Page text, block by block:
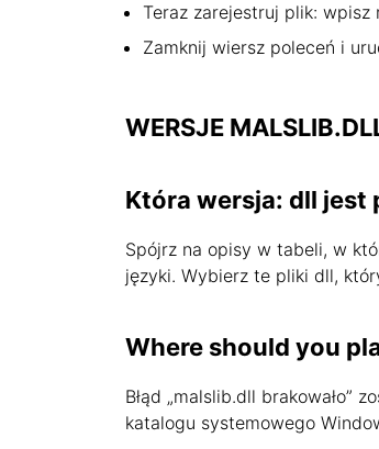
Teraz zarejestruj plik:
Zamknij wiersz poleceń i
WERSJE
Która wersja: dll jest
Spójrz na opisy w tabeli, w
języki. Wybierz te pliki dll,
Where should you
Błąd „malslib.dll brakowało”
katalogu systemowego